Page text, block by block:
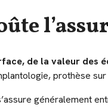
de la valeur des
prothèse
généralement